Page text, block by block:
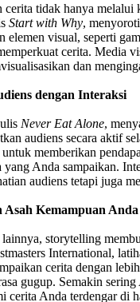
cerita tidak hanya melalui
Start with Why,
elemen visual, seperti
cerita. Media
dan
dengan Interaksi
Never Eat Alone,
audiens secara aktif
memberikan
yang Anda sampaikan.
audiens tetapi juga
Asah Kemampuan Anda
storytelling
International,
cerita dengan
gugup. Semakin
cerita Anda terdengar di